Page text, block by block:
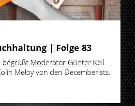
| Folge 83
begrüßt Moderator Günter Keil
Meloy von den Decemberists.